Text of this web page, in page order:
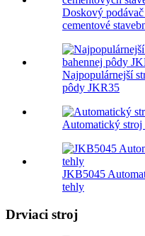
Doskový
cementové
Najpopulárnejší
pôdy JKR35
Automatický
JKB5045
tehly
Drviaci stroj